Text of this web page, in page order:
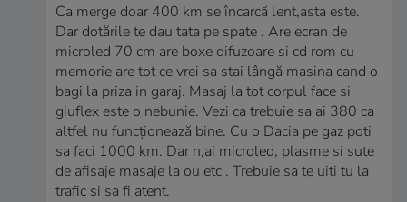
Ca merge doar 400 km se încarcă lent,asta este.
Dar dotările te dau tata pe spate . Are ecran de
microled 70 cm are boxe difuzoare si cd rom cu
memorie are tot ce vrei sa stai lângă masina cand o
bagi la priza in garaj. Masaj la tot corpul face si
giuflex este o nebunie. Vezi ca trebuie sa ai 380 ca
altfel nu funcționează bine. Cu o Dacia pe gaz poti
sa faci 1000 km. Dar n,ai microled, plasme si sute
de afisaje masaje la ou etc . Trebuie sa te uiti tu la
trafic si sa fi atent.